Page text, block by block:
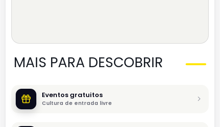
MAIS PARA DESCOBRIR
Eventos gratuitos
Cultura de entrada livre